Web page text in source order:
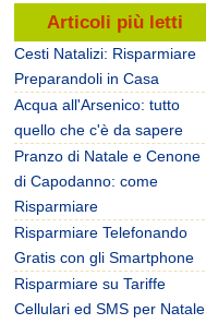
Articoli più letti
Cesti Natalizi: Risparmiare
Preparandoli in Casa
Acqua all'Arsenico: tutto
quello che c'è da sapere
Pranzo di Natale e Cenone
di Capodanno: come
Risparmiare
Risparmiare Telefonando
Gratis con gli Smartphone
Risparmiare su Tariffe
Cellulari ed SMS per Natale